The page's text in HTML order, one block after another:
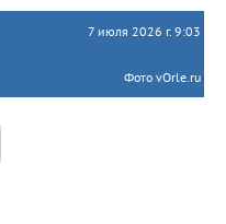
7 июля 2026 г. 9:03
Фото vOrle.ru